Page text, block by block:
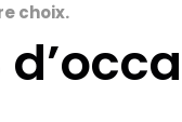
choix.